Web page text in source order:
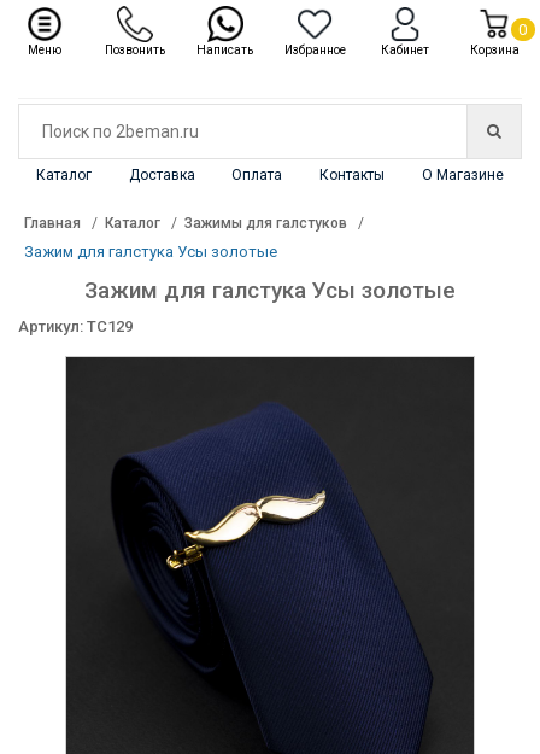
Каталог Доставка Оплата Контакты О Магазине
Каталог ✖
Главная Каталог Зажимы для галстуков
Зажим для галстука Усы золотые
Зажим для галстука Усы золотые
Артикул: TC129
Меню Позвонить Написать Избранное Кабинет Корзина
0